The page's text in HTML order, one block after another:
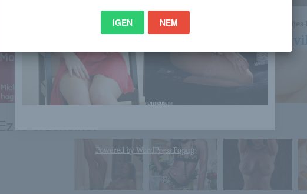
Itt nagyon sok olyan lány van, aki cseppet sem szégyenlős. Ha ennek a lánynak a
http://selfshots.blog.hu/2016/12/20/
Ez is érdekelhet
Powered by WordPress Popup
IGEN NEM